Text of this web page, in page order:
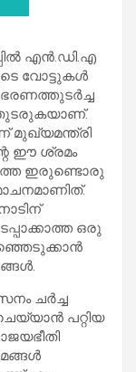
എൻ.ഡി.എ
വോട്ടുകൾ
ഭരണത്തുടർച്ച
തുടരുകയാണ്.
മുഖ്യമന്ത്രി
ഈ ശ്രമം
ഇരുണ്ടൊരു
ഒരു
ചർച്ച
പറ്റിയ